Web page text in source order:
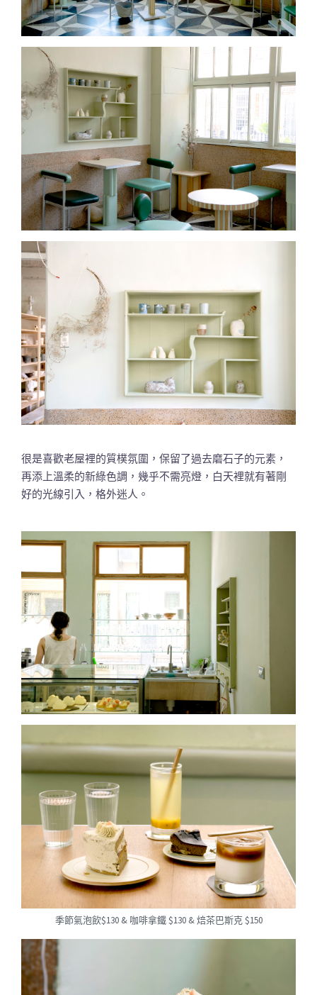
很是喜歡老屋裡的質樸氛圍，保留了過去磨石子的元素，
再添上溫柔的新綠色調，幾乎不需亮燈，白天裡就有著剛
好的光線引入，格外迷人。
季節氣泡飲$130 & 咖啡拿鐵 $130 & 焙茶巴斯克 $150